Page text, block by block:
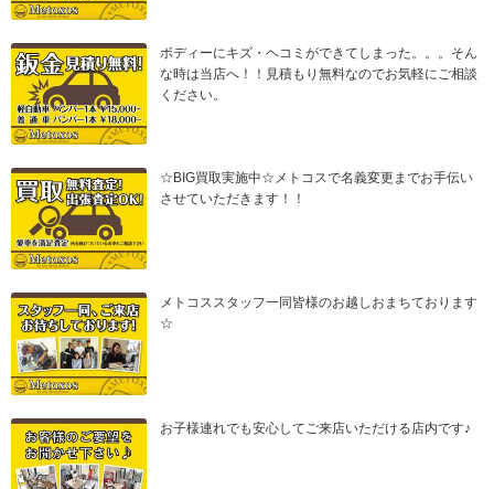
ボディーにキズ・ヘコミができてしまった。。。そん
な時は当店へ！！見積もり無料なのでお気軽にご相談
ください。
☆BIG買取実施中☆メトコスで名義変更までお手伝い
させていただきます！！
メトコススタッフ一同皆様のお越しおまちております
☆
お子様連れでも安心してご来店いただける店内です♪